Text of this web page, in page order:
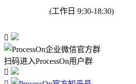
(工作日 9:30-18:30)

扫码进入ProcessOn用户群
